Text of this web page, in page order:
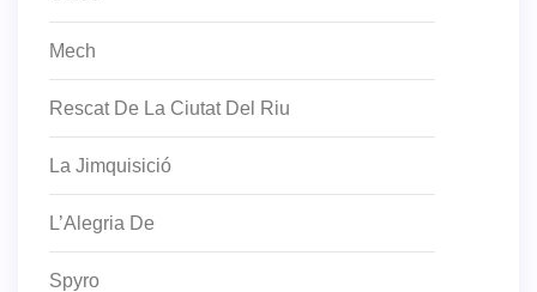
Mech
Rescat De La Ciutat Del Riu
La Jimquisició
L’Alegria De
Spyro